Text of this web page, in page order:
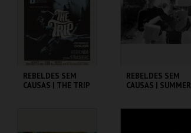
MAIS INFO
COMPRAR
MAIS INFO
COMPRAR
REBELDES SEM
CAUSAS | THE TRIP
REBELDES SEM
CAUSAS | SUMMER